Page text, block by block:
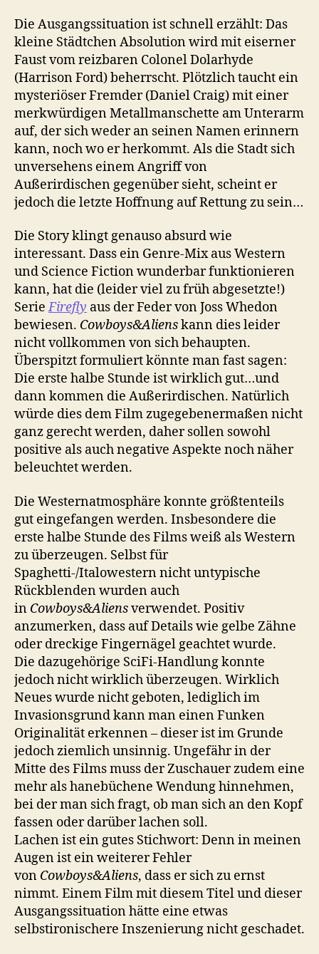
Die Ausgangssituation ist schnell erzählt: Das
kleine Städtchen Absolution wird mit eiserner
Faust vom reizbaren Colonel Dolarhyde
(Harrison Ford) beherrscht. Plötzlich taucht ein
mysteriöser Fremder (Daniel Craig) mit einer
merkwürdigen Metallmanschette am Unterarm
auf, der sich weder an seinen Namen erinnern
kann, noch wo er herkommt. Als die Stadt sich
unversehens einem Angriff von
Außerirdischen gegenüber sieht, scheint er
jedoch die letzte Hoffnung auf Rettung zu sein…
Die Story klingt genauso absurd wie
interessant. Dass ein Genre-Mix aus Western
und Science Fiction wunderbar funktionieren
kann, hat die (leider viel zu früh abgesetzte!)
SerieFirefly aus der Feder von Joss Whedon
bewiesen. Cowboys&Alienskann dies leider
nicht vollkommen von sich behaupten.
Überspitzt formuliert könnte man fast sagen:
Die erste halbe Stunde ist wirklich gut…und
dann kommen die Außerirdischen. Natürlich
würde dies dem Film zugegebenermaßen nicht
ganz gerecht werden, daher sollen sowohl
positive als auch negative Aspekte noch näher
beleuchtet werden.
Die Westernatmosphäre konnte größtenteils
gut eingefangen werden. Insbesondere die
erste halbe Stunde des Films weiß als Western
zu überzeugen. Selbst für
Spaghetti-/Italowestern nicht untypische
Rückblenden wurden auch
in Cowboys&Aliensverwendet. Positiv
anzumerken, dass auf Details wie gelbe Zähne
oder dreckige Fingernägel geachtet wurde.
Die dazugehörige SciFi-Handlung konnte
jedoch nicht wirklich überzeugen. Wirklich
Neues wurde nicht geboten, lediglich im
Invasionsgrund kann man einen Funken
Originalität erkennen – dieser ist im Grunde
jedoch ziemlich unsinnig. Ungefähr in der
Mitte des Films muss der Zuschauer zudem eine
mehr als hanebüchene Wendung hinnehmen,
bei der man sich fragt, ob man sich an den Kopf
fassen oder darüber lachen soll.
Lachen ist ein gutes Stichwort: Denn in meinen
Augen ist ein weiterer Fehler
von Cowboys&Aliens, dass er sich zu ernst
nimmt. Einem Film mit diesem Titel und dieser
Ausgangssituation hätte eine etwas
selbstironischere Inszenierung nicht geschadet.